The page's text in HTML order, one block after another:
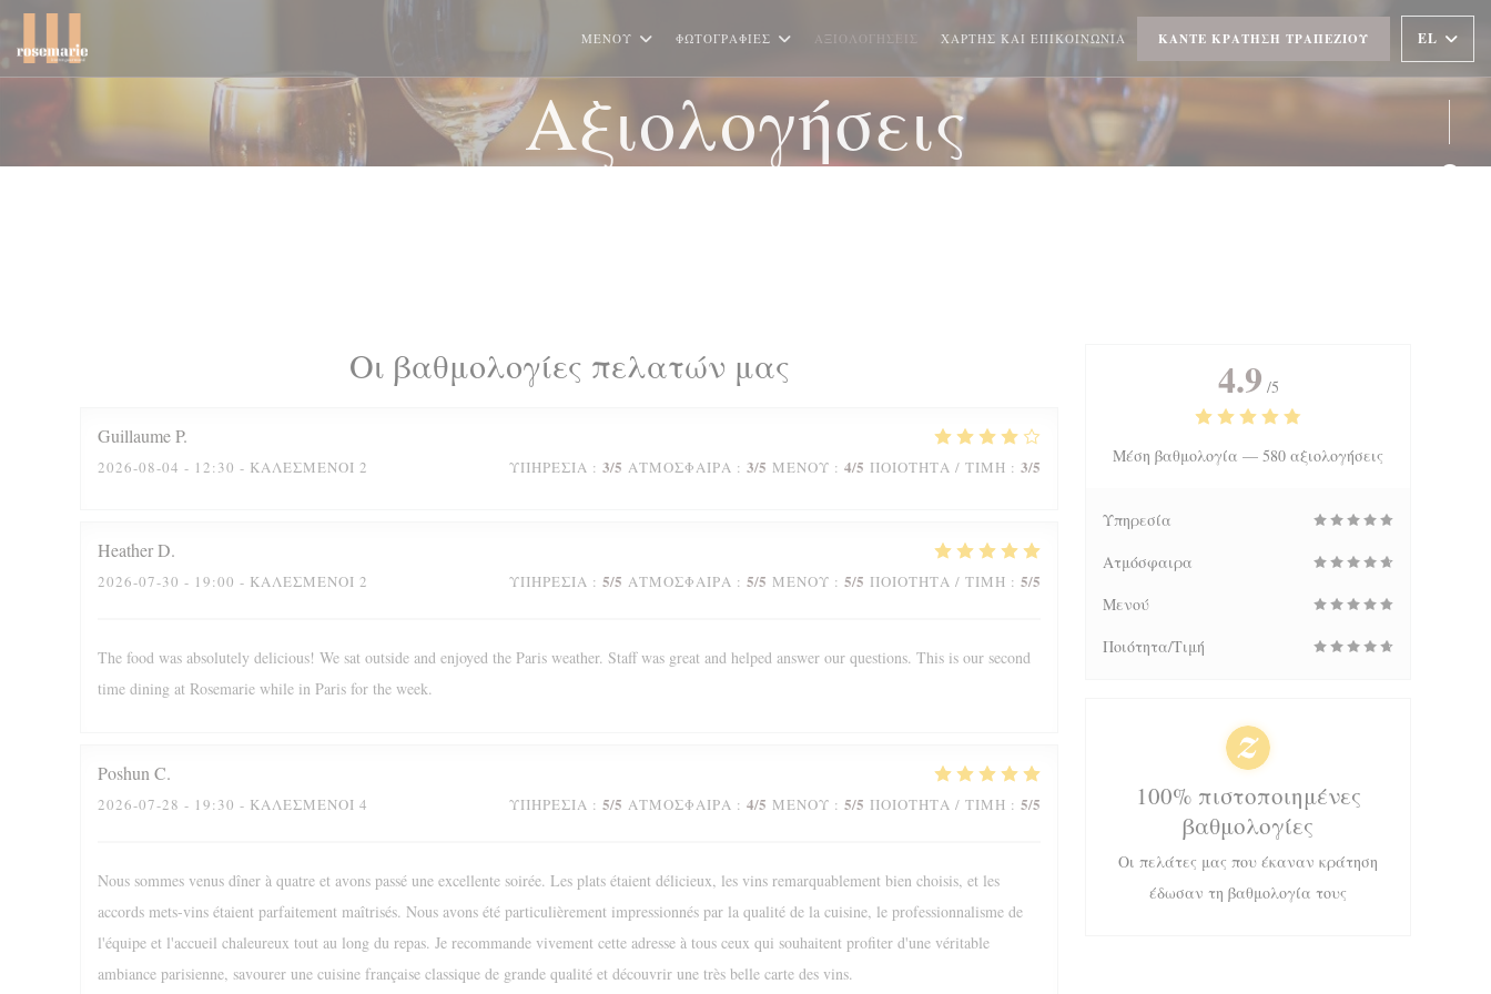
Πίνακας διαχείρισης "Μπισκότων" (Cookies)
ΜΕΝΟΎ ΦΩΤΟΓΡΑΦΊΕΣ ΑΞΙΟΛΟΓΉΣΕΙΣ ΧΆΡΤΗΣ ΚΑΙ ΕΠΙΚΟΙΝΩΝΊΑ ΚΆΝΤΕ ΚΡΆΤΗΣΗ ΤΡΑΠΕΖΙΟΎ EL
Αξιολογήσεις
Οι βαθμολογίες πελατών μας
GuillaumeP
2026-08-04 - 12:30 - ΚΑΛΕΣΜΈΝΟΙ 2 ΥΠΗΡΕΣΊΑ : 3/5 ΑΤΜΌΣΦΑΙΡΑ : 3/5 ΜΕΝΟΎ : 4/5 ΠΟΙΌΤΗΤΑ / ΤΙΜΉ : 3/5
HeatherD
2026-07-30 - 19:00 - ΚΑΛΕΣΜΈΝΟΙ 2 ΥΠΗΡΕΣΊΑ : 5/5 ΑΤΜΌΣΦΑΙΡΑ : 5/5 ΜΕΝΟΎ : 5/5 ΠΟΙΌΤΗΤΑ / ΤΙΜΉ : 5/5
The food was absolutely delicious! We sat outside and enjoyed the Paris weather. Staff was great and helped answer our questions. This is our second
time dining at Rosemarie while in Paris for the week.
Poshun C
2026-07-28 - 19:30 - ΚΑΛΕΣΜΈΝΟΙ 4 ΥΠΗΡΕΣΊΑ : 5/5 ΑΤΜΌΣΦΑΙΡΑ : 4/5 ΜΕΝΟΎ : 5/5 ΠΟΙΌΤΗΤΑ / ΤΙΜΉ : 5/5
Nous sommes venus dîner à quatre et avons passé une excellente soirée. Les plats étaient délicieux, les vins remarquablement bien choisis, et les
accords mets-vins étaient parfaitement maîtrisés. Nous avons été particulièrement impressionnés par la qualité de la cuisine, le professionnalisme de
l'équipe et l'accueil chaleureux tout au long du repas. Je recommande vivement cette adresse à tous ceux qui souhaitent profiter d'une véritable
ambiance parisienne, savourer une cuisine française classique de grande qualité et découvrir une très belle carte des vins.
4.9 /5
Μέση βαθμολογία — 580 αξιολογήσεις
Υπηρεσία
Ατμόσφαιρα
Μενού
Ποιότητα/Τιμή
100% πιστοποιημένες
βαθμολογίες
Οι πελάτες μας που έκαναν κράτηση
έδωσαν τη βαθμολογία τους